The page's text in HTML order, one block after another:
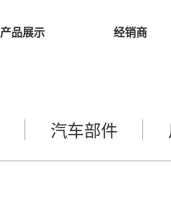
产品展示 经销商
汽车部件